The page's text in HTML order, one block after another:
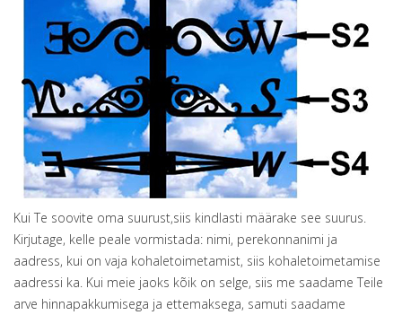
Kui Te soovite oma suurust,siis kindlasti määrake see suurus.
Kirjutage, kelle peale vormistada: nimi, perekonnanimi ja
aadress, kui on vaja kohaletoimetamist, siis kohaletoimetamise
aadressi ka. Kui meie jaoks kõik on selge, siis me saadame Teile
arve hinnapakkumisega ja ettemaksega, samuti saadame